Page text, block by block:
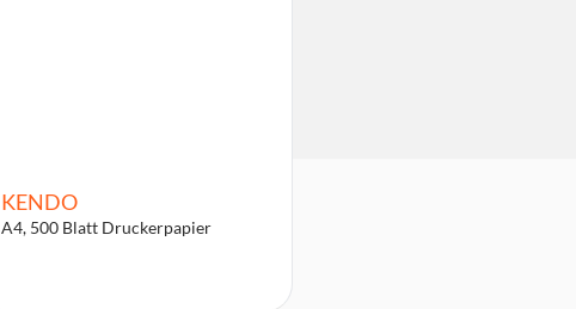
KENDO
A4, 500 Blatt Druckerpapier